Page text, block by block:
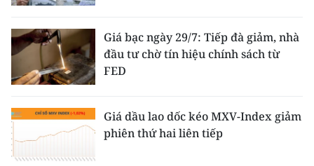
Giá bạc ngày 29/7: Tiếp đà giảm, nhà
đầu tư chờ tín hiệu chính sách từ
FED
Giá dầu lao dốc kéo MXV-Index giảm
phiên thứ hai liên tiếp